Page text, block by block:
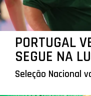
PORTUGAL
SEGUE NA
Seleção Nacional